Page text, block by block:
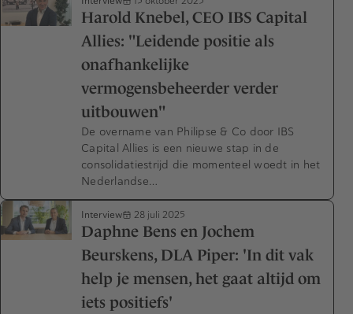
Harold Knebel, CEO IBS Capital
Allies: "Leidende positie als
onafhankelijke
vermogensbeheerder verder
uitbouwen"
De overname van Philipse & Co door IBS
Capital Allies is een nieuwe stap in de
consolidatiestrijd die momenteel woedt in het
Nederlandse…
Interview 28 juli 2025
Daphne Bens en Jochem
Beurskens, DLA Piper: 'In dit vak
help je mensen, het gaat altijd om
iets positiefs'